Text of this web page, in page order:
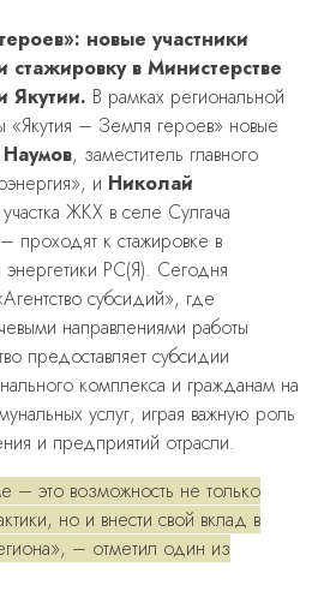
новые участники
стажировку в Министерстве
Якутии. В рамках региональной
«Якутия – Земля героев» новые
, заместитель главного
и Николай
ЖКХ в селе Сулгача
проходят к стажировке в
РС(Я). Сегодня
субсидий», где
направлениями работы
предоставляет субсидии
комплекса и гражданам на
услуг, играя важную роль
и предприятий отрасли.
– это возможность не только
но и внести свой вклад в
– отметил один из